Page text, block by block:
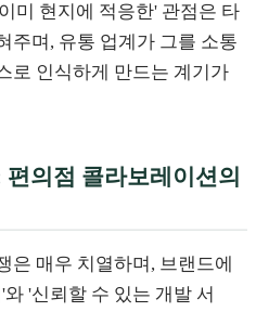
미 현지에 적응한' 관점은 타
주며, 유통 업계가 그를 소통
로 인식하게 만드는 계기가
의점 콜라보레이션의
은 매우 치열하며, 브랜드에
'신뢰할 수 있는 개발 서